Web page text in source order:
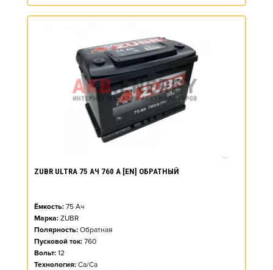
ZUBR ULTRA 75 АЧ 760 А [EN] ОБРАТНЫЙ
Ёмкость: 75 Ач
Марка: ZUBR
Полярность: Обратная
Пусковой ток: 760
Вольт: 12
Технология: Ca/Ca